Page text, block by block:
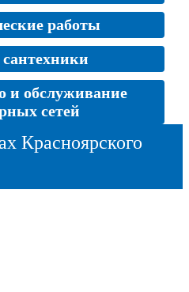
работы
и обслуживание
сетей
Красноярского